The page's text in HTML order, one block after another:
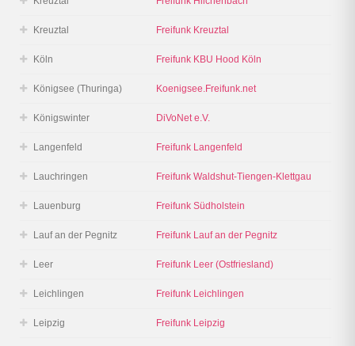
Kreuztal Freifunk Kreuztal
Köln Freifunk KBU Hood Köln
Königsee (Thuringa) Koenigsee.Freifunk.net
Königswinter DiVoNet e.V.
Langenfeld Freifunk Langenfeld
Lauchringen Freifunk Waldshut-Tiengen-Klettgau
Lauenburg Freifunk Südholstein
Lauf an der Pegnitz Freifunk Lauf an der Pegnitz
Leer Freifunk Leer (Ostfriesland)
Leichlingen Freifunk Leichlingen
Leipzig Freifunk Leipzig